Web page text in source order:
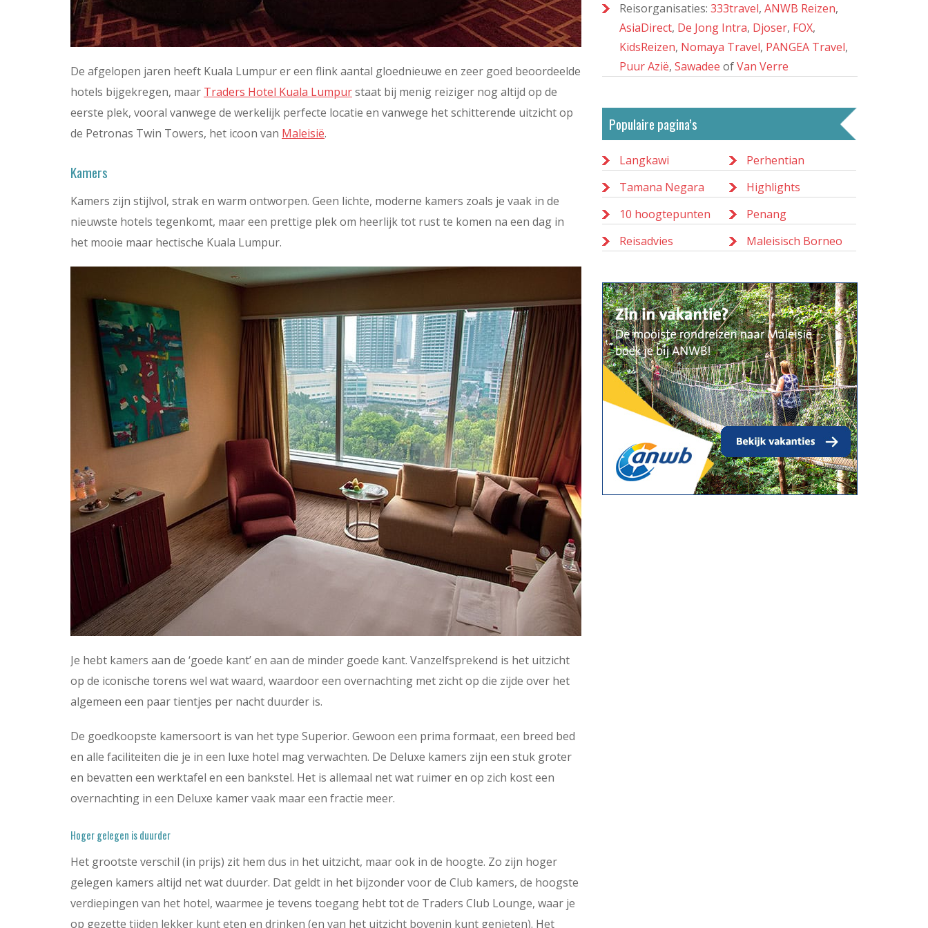
De afgelopen jaren heeft Kuala Lumpur er een flink aantal gloednieuwe en zeer goed beoordeelde
hotels bijgekregen, maar Traders Hotel Kuala Lumpurstaat bij menig reiziger nog altijd op de
eerste plek, vooral vanwege de werkelijk perfecte locatie en vanwege het schitterende uitzicht op
de Petronas Twin Towers, het icoon van Maleisië.
Kamers
Kamers zijn stijlvol, strak en warm ontworpen. Geen lichte, moderne kamers zoals je vaak in de
nieuwste hotels tegenkomt, maar een prettige plek om heerlijk tot rust te komen na een dag in
het mooie maar hectische Kuala Lumpur.
Je hebt kamers aan de ‘goede kant’ en aan de minder goede kant. Vanzelfsprekend is het uitzicht
op de iconische torens wel wat waard, waardoor een overnachting met zicht op die zijde over het
algemeen een paar tientjes per nacht duurder is.
De goedkoopste kamersoort is van het type Superior. Gewoon een prima formaat, een breed bed
en alle faciliteiten die je in een luxe hotel mag verwachten. De Deluxe kamers zijn een stuk groter
en bevatten een werktafel en een bankstel. Het is allemaal net wat ruimer en op zich kost een
overnachting in een Deluxe kamer vaak maar een fractie meer.
Hoger gelegen is duurder
Het grootste verschil (in prijs) zit hem dus in het uitzicht, maar ook in de hoogte. Zo zijn hoger
gelegen kamers altijd net wat duurder. Dat geldt in het bijzonder voor de Club kamers, de hoogste
verdiepingen van het hotel, waarmee je tevens toegang hebt tot de Traders Club Lounge, waar je
op gezette tijden lekker kunt eten en drinken (en van het uitzicht bovenin kunt genieten). Het
Reisorganisaties: 333travel, ANWB Reizen,
AsiaDirect, De Jong Intra, Djoser, FOX,
KidsReizen, Nomaya Travel, PANGEA Travel,
Puur Azië, Sawadee ofVan Verre
Populaire pagina’s
Langkawi
Perhentian
Tamana Negara
Highlights
10 hoogtepunten
Penang
Reisadvies
Maleisisch Borneo